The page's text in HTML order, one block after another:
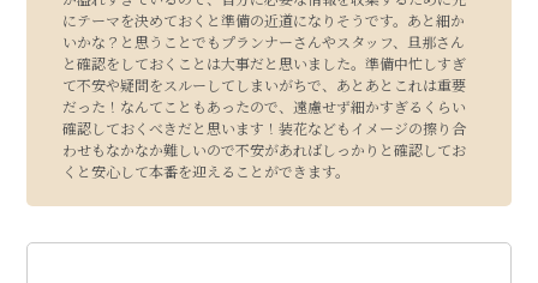
にテーマを決めておくと準備の近道になりそうです。あと細か
いかな？と思うことでもプランナーさんやスタッフ、旦那さん
と確認をしておくことは大事だと思いました。準備中忙しすぎ
て不安や疑問をスルーしてしまいがちで、あとあとこれは重要
だった！なんてこともあったので、遠慮せず細かすぎるくらい
確認しておくべきだと思います！装花などもイメージの擦り合
わせもなかなか難しいので不安があればしっかりと確認してお
くと安⼼して本番を迎えることができます。